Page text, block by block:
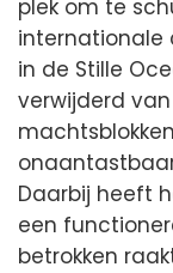
plek om te
internationale
in de Stille
verwijderd
Daarbij heeft
een
betrokken